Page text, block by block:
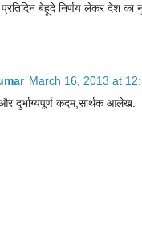
बेहूदे निर्णय लेकर देश का
March 16, 2013 at
दुर्भाग्यपूर्ण कदम,सार्थक आलेख.